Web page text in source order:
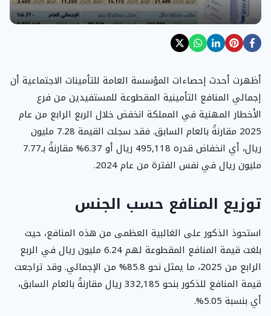
أظهرت أحدث إحصاءات المؤسسة العامة للتأمينات الاجتماعية أن
إجمالي المنافع التأمينية المقطوعة للمستفيدين من فرع
الأخطار المهنية في المملكة انخفض خلال الربع الرابع من عام
2025 مقارنةً بالعام السابق. فقد سجلت القيمة 7.28 مليون
ريال، أي انخفاض قدره 495,118 ريال أو 6.37% مقارنةً بـ7.77
مليون ريال في نفس الفترة من عام 2024.
توزيع المنافع حسب الجنس
استحوذ الذكور على الغالبية العظمى من هذه المنافع، حيث
بلغت قيمة المنافع المقطوعة لهم 6.24 مليون ريال في الربع
الرابع من 2025، ما يمثل نحو 85.8% من الإجمالي. وقد تراجعت
قيمة المنافع للذكور بنحو 332,185 ريال مقارنةً بالعام السابق،
أي بنسبة 5.05%.